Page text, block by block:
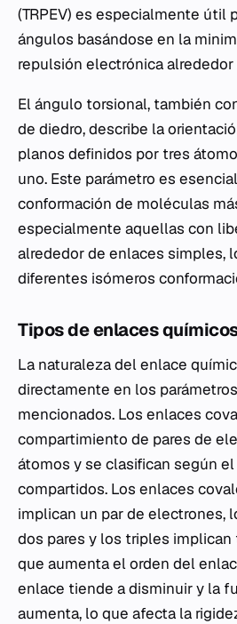
(TRPEV) es especialmente útil
ángulos basándose en la
repulsión electrónica
El ángulo torsional, también
de diedro, describe la
planos definidos por tres
uno. Este parámetro es
conformación de moléculas
especialmente aquellas con
alrededor de enlaces simples,
diferentes isómeros
Tipos de enlaces
La naturaleza del enlace
directamente en los
mencionados. Los enlaces
compartimiento de pares de
átomos y se clasifican según
compartidos. Los enlaces
implican un par de electrones,
dos pares y los triples implican
que aumenta el orden del
enlace tiende a disminuir y la
aumenta, lo que afecta la